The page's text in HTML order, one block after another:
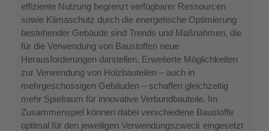
gegen
Feuer
und
Rauch
effiziente Nutzung begrenzt verfügbarer Ressourcen
sowie Klimaschutz durch die energetische Optimierung
bestehender Gebäude sind Trends und Maßnahmen, die
für die Verwendung von Baustoffen neue
Herausforderungen darstellen. Erweiterte Möglichkeiten
zur Verwendung von Holzbauteilen – auch in
mehrgeschossigen Gebäuden – schaffen gleichzeitig
mehr Spielraum für innovative Verbundbauteile. Im
Zusammenspiel können dabei verschiedene Baustoffe
optimal für den jeweiligen Verwendungszweck eingesetzt